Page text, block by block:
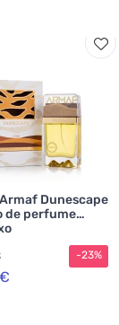
Dunescape
de perfume
-23%